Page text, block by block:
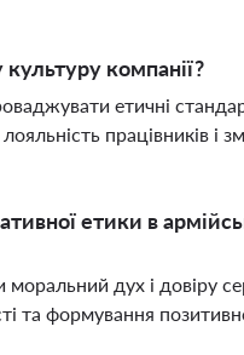
компанії?
етичні
працівників і
етики в
дух і довіру
та формування